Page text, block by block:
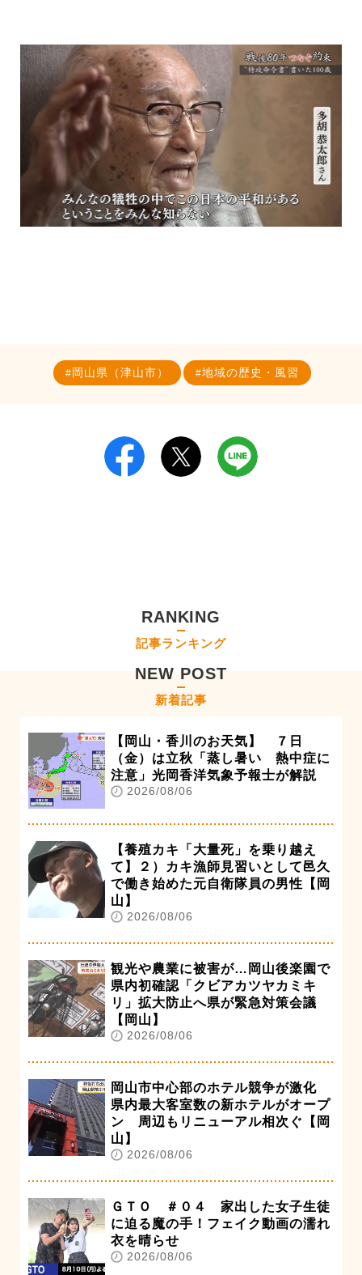
岡山県（津山市） 地域の歴史・風習
RANKING
記事ランキング
NEW POST
新着記事
【岡山・香川のお天気】 ７日
（金）は立秋「蒸し暑い 熱中症に
注意」光岡香洋気象予報士が解説
2026/08/06
【養殖カキ「大量死」を乗り越え
て】２）カキ漁師見習いとして邑久
で働き始めた元自衛隊員の男性【岡
山】
2026/08/06
観光や農業に被害が…岡山後楽園で
県内初確認「クビアカツヤカミキ
リ」拡大防止へ県が緊急対策会議
【岡山】
2026/08/06
岡山市中心部のホテル競争が激化
県内最大客室数の新ホテルがオープ
ン 周辺もリニューアル相次ぐ【岡
山】
2026/08/06
ＧＴＯ ＃０４ 家出した女子生徒
に迫る魔の手！フェイク動画の濡れ
衣を晴らせ
2026/08/06